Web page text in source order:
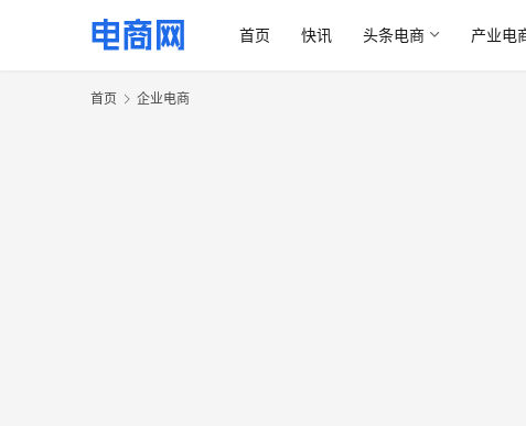
首页 快讯 头条电商 产业电
首页 企业电商